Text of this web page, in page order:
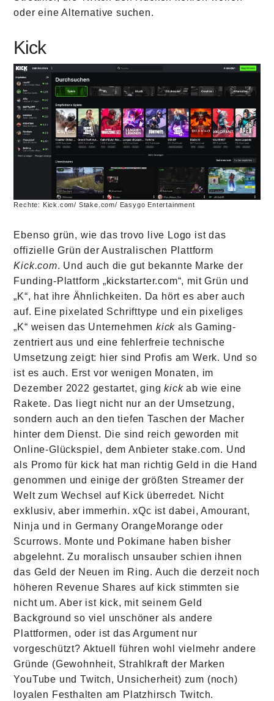
oder eine Alternative suchen.
Kick
Rechte: Kick.com/ Stake.com/ Easygo Entertainment
Ebenso grün, wie das trovo live Logo ist das
offizielle Grün der Australischen Plattform
Kick.com. Und auch die gut bekannte Marke der
Funding-Plattform „kickstarter.com“, mit Grün und
„K“, hat ihre Ähnlichkeiten. Da hört es aber auch
auf. Eine pixelated Schrifttype und ein pixeliges
„K“ weisen das Unternehmenkick als Gaming-
zentriert aus und eine fehlerfreie technische
Umsetzung zeigt: hier sind Profis am Werk. Und so
ist es auch. Erst vor wenigen Monaten, im
Dezember 2022 gestartet, gingkickab wie eine
Rakete. Das liegt nicht nur an der Umsetzung,
sondern auch an den tiefen Taschen der Macher
hinter dem Dienst. Die sind reich geworden mit
Online-Glückspiel, dem Anbieter stake.com. Und
als Promo für kick hat man richtig Geld in die Hand
genommen und einige der größten Streamer der
Welt zum Wechsel auf Kick überredet. Nicht
exklusiv, aber immerhin. xQc ist dabei, Amourant,
Ninja und in Germany OrangeMorange oder
Scurrows. Monte und Pokimane haben bisher
abgelehnt. Zu moralisch unsauber schien ihnen
das Geld der Neuen im Ring. Auch die derzeit noch
höheren Revenue Shares auf kick stimmten sie
nicht um. Aber ist kick, mit seinem Geld
Background so viel unschöner als andere
Plattformen, oder ist das Argument nur
vorgeschützt? Aktuell führen wohl vielmehr andere
Gründe (Gewohnheit, Strahlkraft der Marken
YouTube und Twitch, Unsicherheit) zum (noch)
loyalen Festhalten am Platzhirsch Twitch.